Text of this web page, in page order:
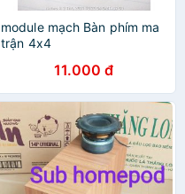
module mạch Bàn phím ma
trận 4x4
11.000 đ